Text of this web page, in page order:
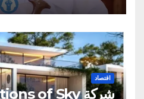
اقتصاد